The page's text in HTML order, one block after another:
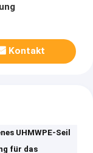
Kontakt
UHMWPE-Seil
für das